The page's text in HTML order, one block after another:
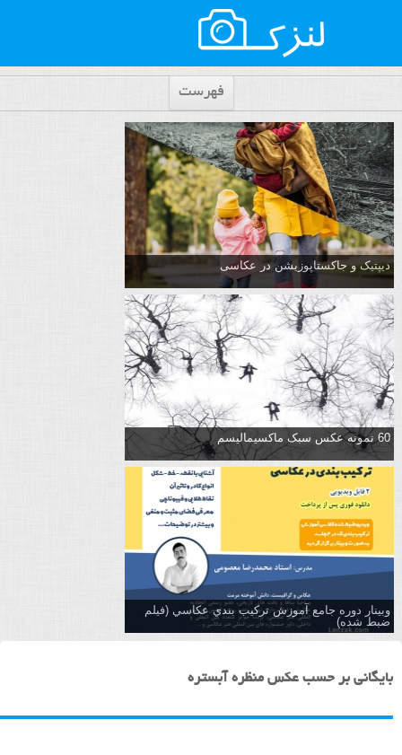
فهرست
دیپتیک و جاکستا‌پوزیشن در عکاسی
60 نمونه عکس سبک ماکسیمالیسم
وبینار دوره جامع آموزش تركيب بندي عكاسي (فیلم
ضبط شده)
بایگانی بر حسب عکس منظره آبستره